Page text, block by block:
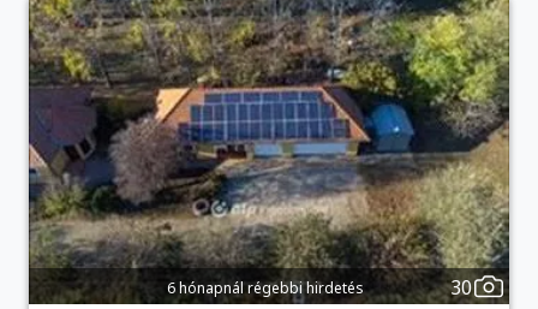
6 hónapnál régebbi hirdetés 30